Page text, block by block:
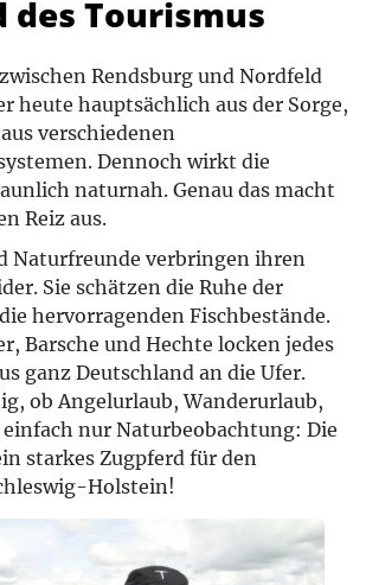
des Tourismus
Rendsburg und Nordfeld
heute hauptsächlich aus der Sorge,
verschiedenen
Dennoch wirkt die
naturnah. Genau das macht
Reiz aus.
Naturfreunde verbringen ihren
Sie schätzen die Ruhe der
hervorragenden Fischbestände.
Barsche und Hechte locken jedes
ganz Deutschland an die Ufer.
ob Angelurlaub, Wanderurlaub,
nur Naturbeobachtung: Die
starkes Zugpferd für den
Holstein!